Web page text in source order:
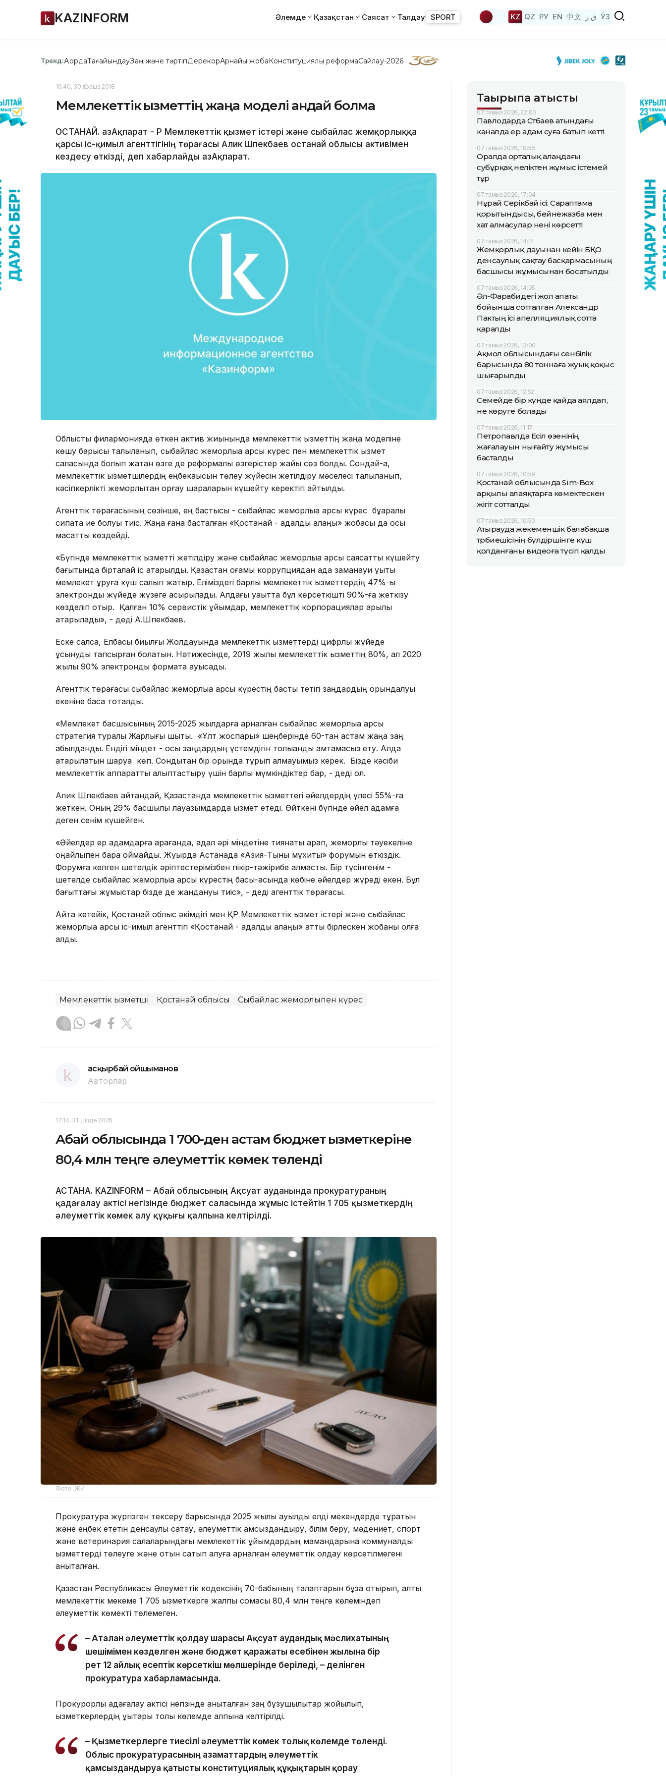
KAZINFORM Әлемде Қазақстан Саясат Талдау SPORT KZ QZ РУ EN 中文 ق ز ЎЗ
Тренд:АқордаТағайындауЗаң және тәртіпДерекқорАрнайы жобаКонституциялық реформаСайлау-2026
16:40, 30 Қараша 2018
Мемлекеттік қызметтің жаңа моделі қандай болмақ
ҚОСТАНАЙ. ҚазАқпарат - ҚР Мемлекеттік қызмет істері және сыбайлас жемқорлыққа
қарсы іс-қимыл агенттігінің төрағасы Алик Шпекбаев Қостанай облысы активімен
кездесу өткізді, деп хабарлайды ҚазАқпарат.
Облыстық филармонияда өткен актив жиынында мемлекеттік қызметтің жаңа моделіне
көшу барысы талқыланып, сыбайлас жемқорлыққа қарсы күрес пен мемлекеттік қызмет
саласында болып жатқан өзге де реформалық өзгерістер жайы сөз болды. Сондай-ақ,
мемлекеттік қызметшілердің еңбекақысын төлеу жүйесін жетілдіру мәселесі талқыланып,
кәсіпкерлікті жемқорлықтан қорғау шараларын күшейту керектігі айтылды.
Агенттік төрағасының сөзінше, ең бастысы - сыбайлас жемқорлыққа қарсы күрес бұқаралық
сипатқа ие болуы тиіс. Жаңа ғана басталған «Қостанай - адалдық алаңы» жобасы да осы
мақсатты көздейді.
«Бүгінде мемлекеттік қызметті жетілдіру және сыбайлас жемқорлыққа қарсы саясатты күшейту
бағытында бірталай іс атқарылды. Қазақстан қоғамы коррупциядан ада заманауи құқықтық
мемлекет құруға күш салып жатыр. Еліміздегі барлық мемлекеттік қызметтердің 47%-ы
электронды жүйеде жүзеге асырылады. Алдағы уақытта бұл көрсеткішті 90%-ға жеткізу
көзделіп отыр. Қалған 10% сервистік ұйымдар, мемлекеттік корпорациялар арқылы
атқарылады», - деді А.Шпекбаев.
Еске салсақ, Елбасы биылғы Жолдауында мемлекеттік қызметтерді цифрлық жүйеде
ұсынуды тапсырған болатын. Нәтижесінде, 2019 жылы мемлекеттік қызметтің 80%, ал 2020
жылы 90% электронды форматқа ауысады.
Агенттік төрағасы сыбайлас жемқорлыққа қарсы күрестің басты тетігі заңдардың орындалуы
екеніне баса тоқталды.
«Мемлекет басшысының 2015-2025 жылдарға арналған сыбайлас жемқорлыққа қарсы
стратегия туралы Жарлығы шықты. «Ұлт жоспары» шеңберінде 60-тан астам жаңа заң
қабылданды. Ендігі міндет - осы заңдардың үстемдігін толыққанды қамтамасыз ету. Алда
атқарылатын шаруа көп. Сондықтан бір орында тұрып қалмауымыз керек. Бізде кәсіби
мемлекеттік аппаратты қалыптастыру үшін барлық мүмкіндіктер бар, - деді ол.
Алик Шпекбаев айтқандай, Қазақстанда мемлекеттік қызметтегі әйелдердің үлесі 55%-ға
жеткен. Оның 29% басшылық лауазымдарда қызмет етеді. Өйткені бүгінде әйел адамға
деген сенім күшейген.
«Әйелдер ер адамдарға қарағанда, адал әрі міндетіне тиянақты қарап, жемқорлық тәуекеліне
оңайлықпен бара қоймайды. Жуырда Астанада «Азия-Тынық мұхиты» форумын өткіздік.
Форумға келген шетелдік әріптестерімізбен пікір-тәжірибе алмастық. Бір түсінгенім -
шетелде сыбайлас жемқорлыққа қарсы күрестің басы-қасында көбіне әйелдер жүреді екен. Бұл
бағыттағы жұмыстар бізде де жандануы тиіс», - деді агенттік төрағасы.
Айта кетейік, Қостанай облыс әкімдігі мен ҚР Мемлекеттік қызмет істері және сыбайлас
жемқорлыққа қарсы іс-қимыл агенттігі «Қостанай - адалдық алаңы» атты бірлескен жобаны қолға
алды.
Мемлекеттік қызметші Қостанай облысы Сыбайлас жемқорлықпен күрес
Қасқырбай Қойшыманов
Авторлар
17:14, 31 Шілде 2026
Абай облысында 1 700-ден астам бюджет қызметкеріне
80,4 млн теңге әлеуметтік көмек төленді
АСТАНА. KAZINFORM – Абай облысының Ақсуат ауданында прокуратураның
қадағалау актісі негізінде бюджет саласында жұмыс істейтін 1 705 қызметкердің
әлеуметтік көмек алу құқығы қалпына келтірілді.
Фото: ЖИ
Прокуратура жүргізген тексеру барысында 2025 жылы ауылдық елді мекендерде тұратын
және еңбек ететін денсаулық сақтау, әлеуметтік қамсыздандыру, білім беру, мәдениет, спорт
және ветеринария салаларындағы мемлекеттік ұйымдардың мамандарына коммуналдық
қызметтерді төлеуге және отын сатып алуға арналған әлеуметтік қолдау көрсетілмегені
анықталған.
Қазақстан Республикасы Әлеуметтік кодексінің 70-бабының талаптарын бұза отырып, алты
мемлекеттік мекеме 1 705 қызметкерге жалпы сомасы 80,4 млн теңге көлеміндегі
әлеуметтік көмекті төлемеген.
– Аталған әлеуметтік қолдау шарасы Ақсуат аудандық мәслихатының
шешімімен көзделген және бюджет қаражаты есебінен жылына бір
рет 12 айлық есептік көрсеткіш мөлшерінде беріледі, – делінген
прокуратура хабарламасында.
Прокурорлық қадағалау актісі негізінде анықталған заң бұзушылықтар жойылып,
қызметкерлердің құқықтары толық көлемде қалпына келтірілді.
– Қызметкерлерге тиесілі әлеуметтік көмек толық көлемде төленді.
Облыс прокуратурасының азаматтардың әлеуметтік
қамсыздандыруға қатысты конституциялық құқықтарын қорғау
Тақырыпқа қатысты
07 тамыз 2026, 22:00
Павлодарда Сәтбаев атындағы
каналда ер адам суға батып кетті
07 тамыз 2026, 19:56
Оралда орталық алаңдағы
субұрқақ неліктен жұмыс істемей
тұр
07 тамыз 2026, 17:04
Нұрай Серікбай ісі: Сараптама
қорытындысы, бейнежазба мен
хат алмасулар нені көрсетті
07 тамыз 2026, 14:14
Жемқорлық дауынан кейін БҚО
денсаулық сақтау басқармасының
басшысы жұмысынан босатылды
07 тамыз 2026, 14:05
Әл-Фарабидегі жол апаты
бойынша сотталған Александр
Пактың ісі апелляциялық сотта
қаралды
07 тамыз 2026, 13:00
Ақмол облысындағы сенбілік
барысында 80 тоннаға жуық қоқыс
шығарылды
07 тамыз 2026, 12:52
Семейде бір күнде қайда аялдап,
не көруге болады
07 тамыз 2026, 11:17
Петропавлда Есіл өзенінің
жағалауын нығайту жұмысы
басталды
07 тамыз 2026, 10:59
Қостанай облысында Sim-Box
арқылы алаяқтарға көмектескен
жігіт сотталды
07 тамыз 2026, 10:50
Атырауда жекеменшік балабақша
тәрбиешісінің бүлдіршінге күш
қолданғаны видеоға түсіп қалды